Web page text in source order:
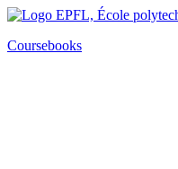
Coursebooks